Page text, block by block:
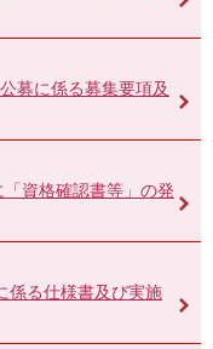
募に係る募集要項及
資格確認書等」の発
係る仕様書及び実施